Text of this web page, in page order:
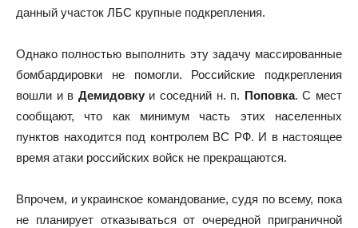
данный участок ЛБС крупные подкрепления.
Однако полностью выполнить эту задачу массированные
бомбардировки не помогли. Российские подкрепления
вошли и в Демидовкуи соседний н. п. Поповка. С мест
сообщают, что как минимум часть этих населенных
пунктов находится под контролем ВС РФ. И в настоящее
время атаки российских войск не прекращаются.
Впрочем, и украинское командование, судя по всему, пока
не планирует отказываться от очередной приграничной